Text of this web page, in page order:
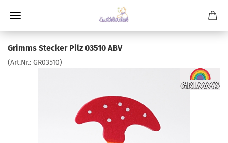
Grimms Stecker Pilz 03510 ABV
(Art.Nr.: GR03510)